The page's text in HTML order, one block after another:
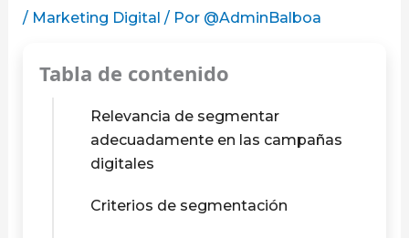
/ Marketing Digital / Por @AdminBalboa
Tabla de contenido
Relevancia de segmentar
adecuadamente en las campañas
digitales
Criterios de segmentación